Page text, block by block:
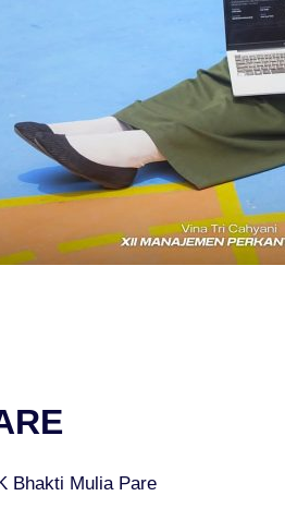
Bhakti Mulia Pare